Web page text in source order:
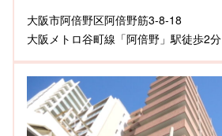
大阪市阿倍野区阿倍野筋3-8-18
大阪メトロ谷町線「阿倍野」駅徒歩2分